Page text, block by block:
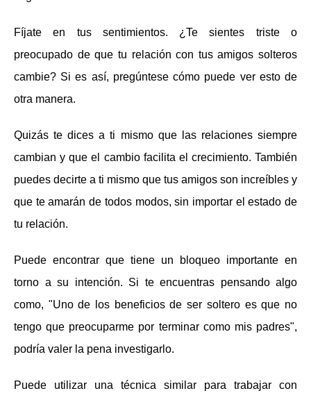
Fíjate en tus sentimientos. ¿Te sientes triste o
preocupado de que tu relación con tus amigos solteros
cambie? Si es así, pregúntese cómo puede ver esto de
otra manera.
Quizás te dices a ti mismo que las relaciones siempre
cambian y que el cambio facilita el crecimiento. También
puedes decirte a ti mismo que tus amigos son increíbles y
que te amarán de todos modos, sin importar el estado de
tu relación.
Puede encontrar que tiene un bloqueo importante en
torno a su intención. Si te encuentras pensando algo
como, "Uno de los beneficios de ser soltero es que no
tengo que preocuparme por terminar como mis padres",
podría valer la pena investigarlo.
Puede utilizar una técnica similar para trabajar con